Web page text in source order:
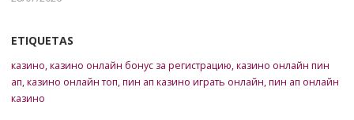
ETIQUETAS
казино,казино онлайн бонус за регистрацию,казино онлайн пин
ап,казино онлайн топ,пин ап казино играть онлайн,пин ап онлайн
казино